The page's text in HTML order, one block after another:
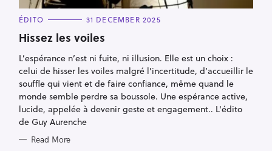
C
T
E
O
I
E
S
ÉDITO 31 DECEMBER 2025
Hissez les voiles
L’espérance n’est ni fuite, ni illusion. Elle est un choix :
celui de hisser les voiles malgré l’incertitude, d’accueillir le
souffle qui vient et de faire confiance, même quand le
monde semble perdre sa boussole. Une espérance active,
lucide, appelée à devenir geste et engagement.. L'édito
de Guy Aurenche
Read More